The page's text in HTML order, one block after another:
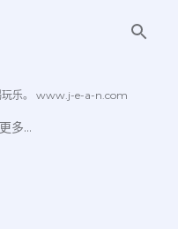
玩乐。 www.j-e-a-n.com
更多…